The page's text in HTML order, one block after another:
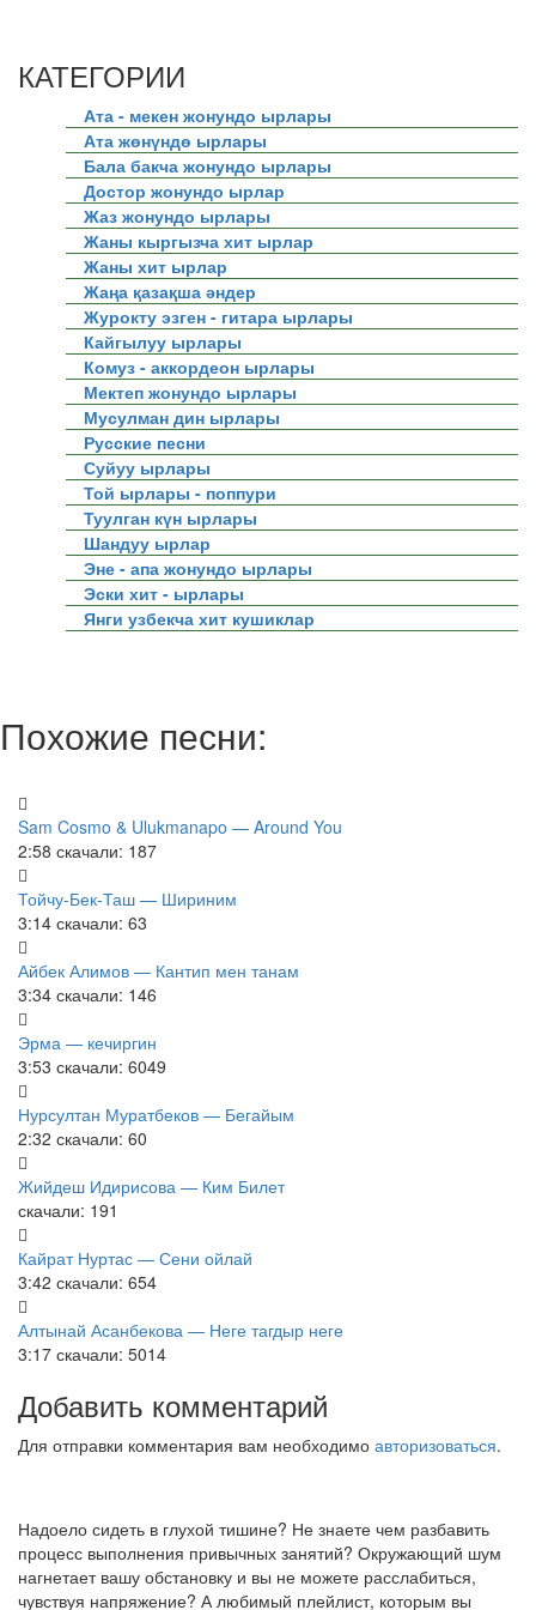
КАТЕГОРИИ
Ата - мекен жонундо ырлары
Ата жөнүндө ырлары
Бала бакча жонундо ырлары
Достор жонундо ырлар
Жаз жонундо ырлары
Жаны кыргызча хит ырлар
Жаны хит ырлар
Жаңа қазақша әндер
Журокту эзген - гитара ырлары
Кайгылуу ырлары
Комуз - аккордеон ырлары
Мектеп жонундо ырлары
Мусулман дин ырлары
Русские песни
Суйуу ырлары
Той ырлары - поппури
Туулган күн ырлары
Шандуу ырлар
Эне - апа жонундо ырлары
Эски хит - ырлары
Янги узбекча хит кушиклар
Похожие песни:
Sam Cosmo & Ulukmanapo — Around You
2:58 скачали: 187
Тойчу-Бек-Таш — Шириним
3:14 скачали: 63
Айбек Алимов — Кантип мен танам
3:34 скачали: 146
Эрма — кечиргин
3:53 скачали: 6049
Нурсултан Муратбеков — Бегайым
2:32 скачали: 60
Жийдеш Идирисова — Ким Билет
скачали: 191
Кайрат Нуртас — Сени ойлай
3:42 скачали: 654
Алтынай Асанбекова — Неге тагдыр неге
3:17 скачали: 5014
Добавить комментарий
Для отправки комментария вам необходимо авторизоваться.
Надоело сидеть в глухой тишине? Не знаете чем разбавить
процесс выполнения привычных занятий? Окружающий шум
нагнетает вашу обстановку и вы не можете расслабиться,
чувствуя напряжение? А любимый плейлист, которым вы